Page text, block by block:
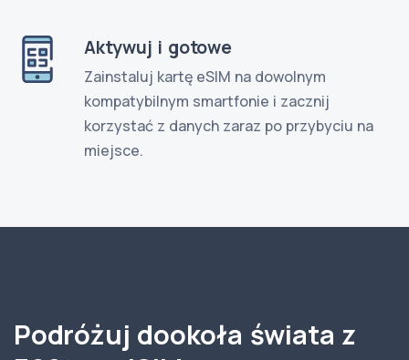
Aktywuj i gotowe
Zainstaluj kartę eSIM na dowolnym
kompatybilnym smartfonie i zacznij
korzystać z danych zaraz po przybyciu na
miejsce.
Podróżuj dookoła świata z